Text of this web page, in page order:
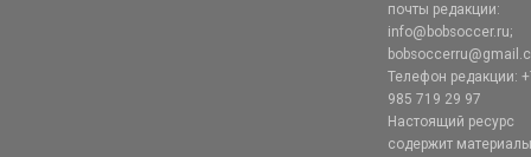
почты редакции:
info@bobsoccer.ru;
Телефон редакции:
985 719 29 97
Настоящий ресурс
содержит